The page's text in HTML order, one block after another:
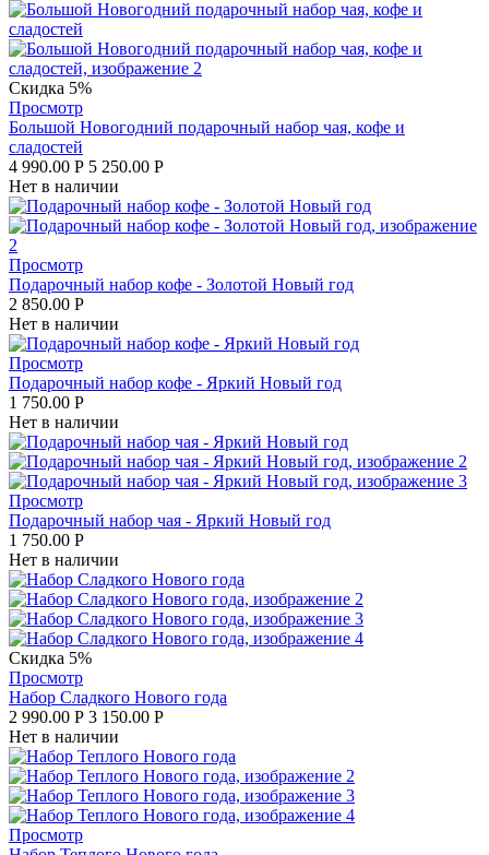
Скидка 5%
Просмотр
Большой Новогодний подарочный набор чая, кофе и
сладостей
4 990.00 Р 5 250.00 Р
Нет в наличии
Просмотр
Подарочный набор кофе - Золотой Новый год
2 850.00 Р
Нет в наличии
Просмотр
Подарочный набор кофе - Яркий Новый год
1 750.00 Р
Нет в наличии
Просмотр
Подарочный набор чая - Яркий Новый год
1 750.00 Р
Нет в наличии
Скидка 5%
Просмотр
Набор Сладкого Нового года
2 990.00 Р 3 150.00 Р
Нет в наличии
Просмотр